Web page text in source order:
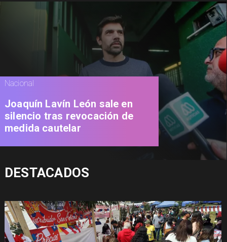
Nacional
Joaquín Lavín León sale en
silencio tras revocación de
medida cautelar
DESTACADOS